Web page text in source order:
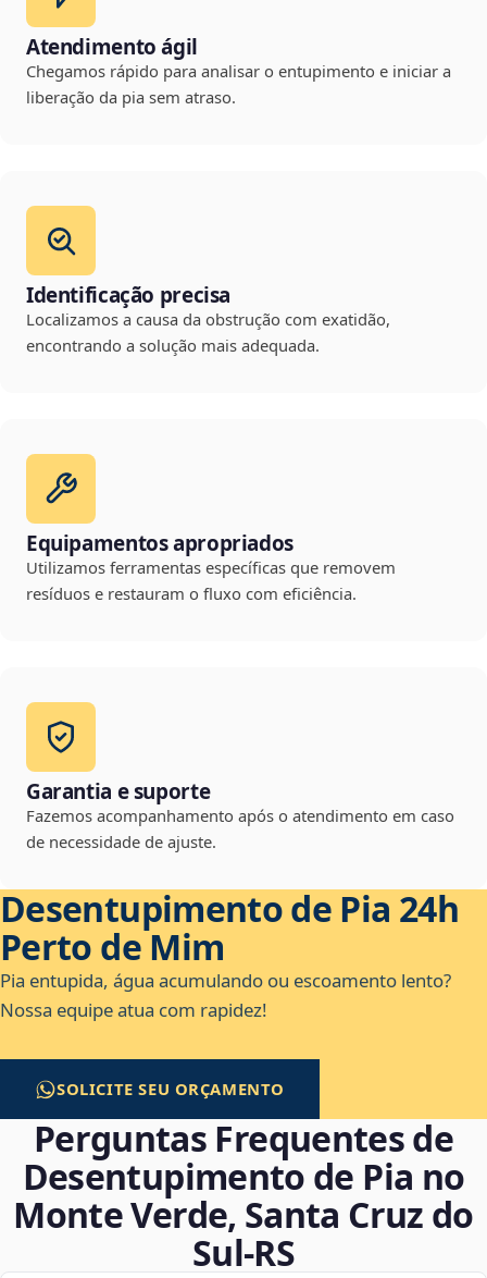
Atendimento ágil
Chegamos rápido para analisar o entupimento e iniciar a
liberação da pia sem atraso.
Identificação precisa
Localizamos a causa da obstrução com exatidão,
encontrando a solução mais adequada.
Equipamentos apropriados
Utilizamos ferramentas específicas que removem
resíduos e restauram o fluxo com eficiência.
Garantia e suporte
Fazemos acompanhamento após o atendimento em caso
de necessidade de ajuste.
Desentupimento de Pia 24h
Perto de Mim
Pia entupida, água acumulando ou escoamento lento?
Nossa equipe atua com rapidez!
SOLICITE SEU ORÇAMENTO
Perguntas Frequentes de
Desentupimento de Pia no
Monte Verde, Santa Cruz do
Sul‑RS